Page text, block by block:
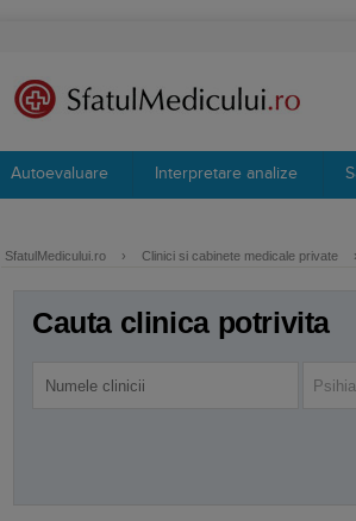
Autoevaluare Interpretare analize
SfatulMedicului.ro › Clinici si cabinete medicale private
Cauta clinica potrivita